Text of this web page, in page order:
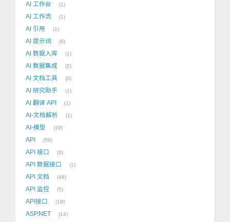
AI 工作台 1
AI 工作流 1
AI 引用 1
AI 提示词 6
AI 数据入库 1
AI 数据集成 2
AI 文档工具 3
AI 研究助手 1
AI 翻译 API 1
AI-文档解析 1
AI-模型 19
API 59
API 接口 3
API 数据接口 1
API 文档 48
API 监控 5
API接口 18
ASP.NET 14